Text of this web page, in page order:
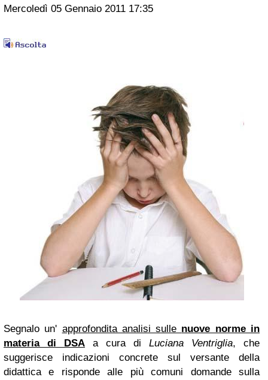
Mercoledì 05 Gennaio 2011 17:35
Segnalo un' approfondita analisi sulle nuove norme in
materia di DSA a cura di Luciana Ventriglia, che
suggerisce indicazioni concrete sul versante della
didattica e risponde alle più comuni domande sulla